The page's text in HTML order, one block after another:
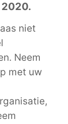
2020.
niet
Neem
met uw